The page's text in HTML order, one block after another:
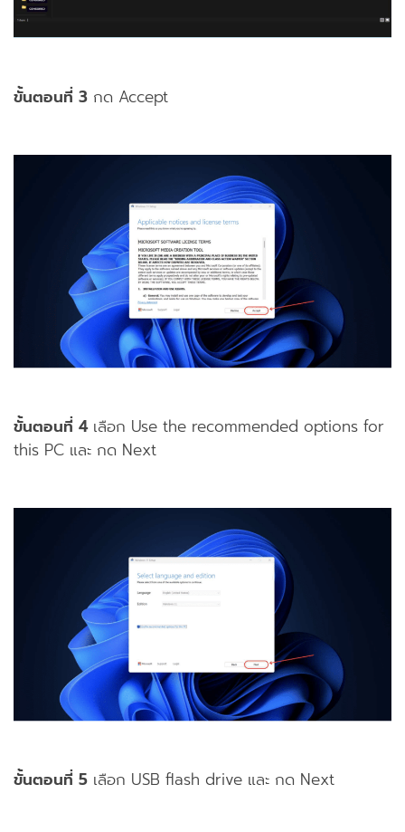
ขั้นตอนที่ 3 กด Accept
ขั้นตอนที่ 4เลือก Use the recommended options for
this PC และ กด Next
ขั้นตอนที่ 5 เลือก USB flash drive และ กด Next